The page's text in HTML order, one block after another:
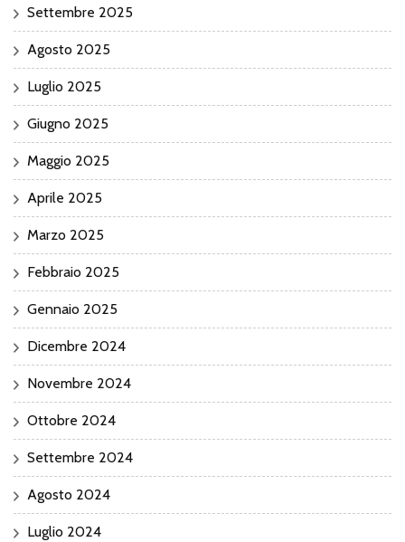
Settembre 2025
Agosto 2025
Luglio 2025
Giugno 2025
Maggio 2025
Aprile 2025
Marzo 2025
Febbraio 2025
Gennaio 2025
Dicembre 2024
Novembre 2024
Ottobre 2024
Settembre 2024
Agosto 2024
Luglio 2024